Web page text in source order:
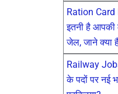
Ration Card
इतनी है आपकी
जेल, जाने क्या है
Railway
के पदों पर नई